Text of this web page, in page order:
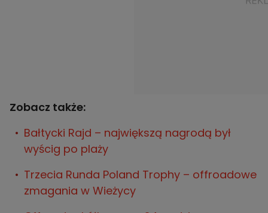
Zobacz także:
Bałtycki Rajd – największą nagrodą był
wyścig po plaży
Trzecia Runda Poland Trophy – offroadowe
zmagania w Wieżycy